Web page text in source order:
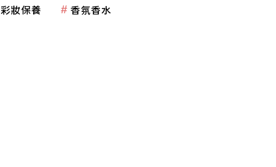
彩妝保養 香氛香水